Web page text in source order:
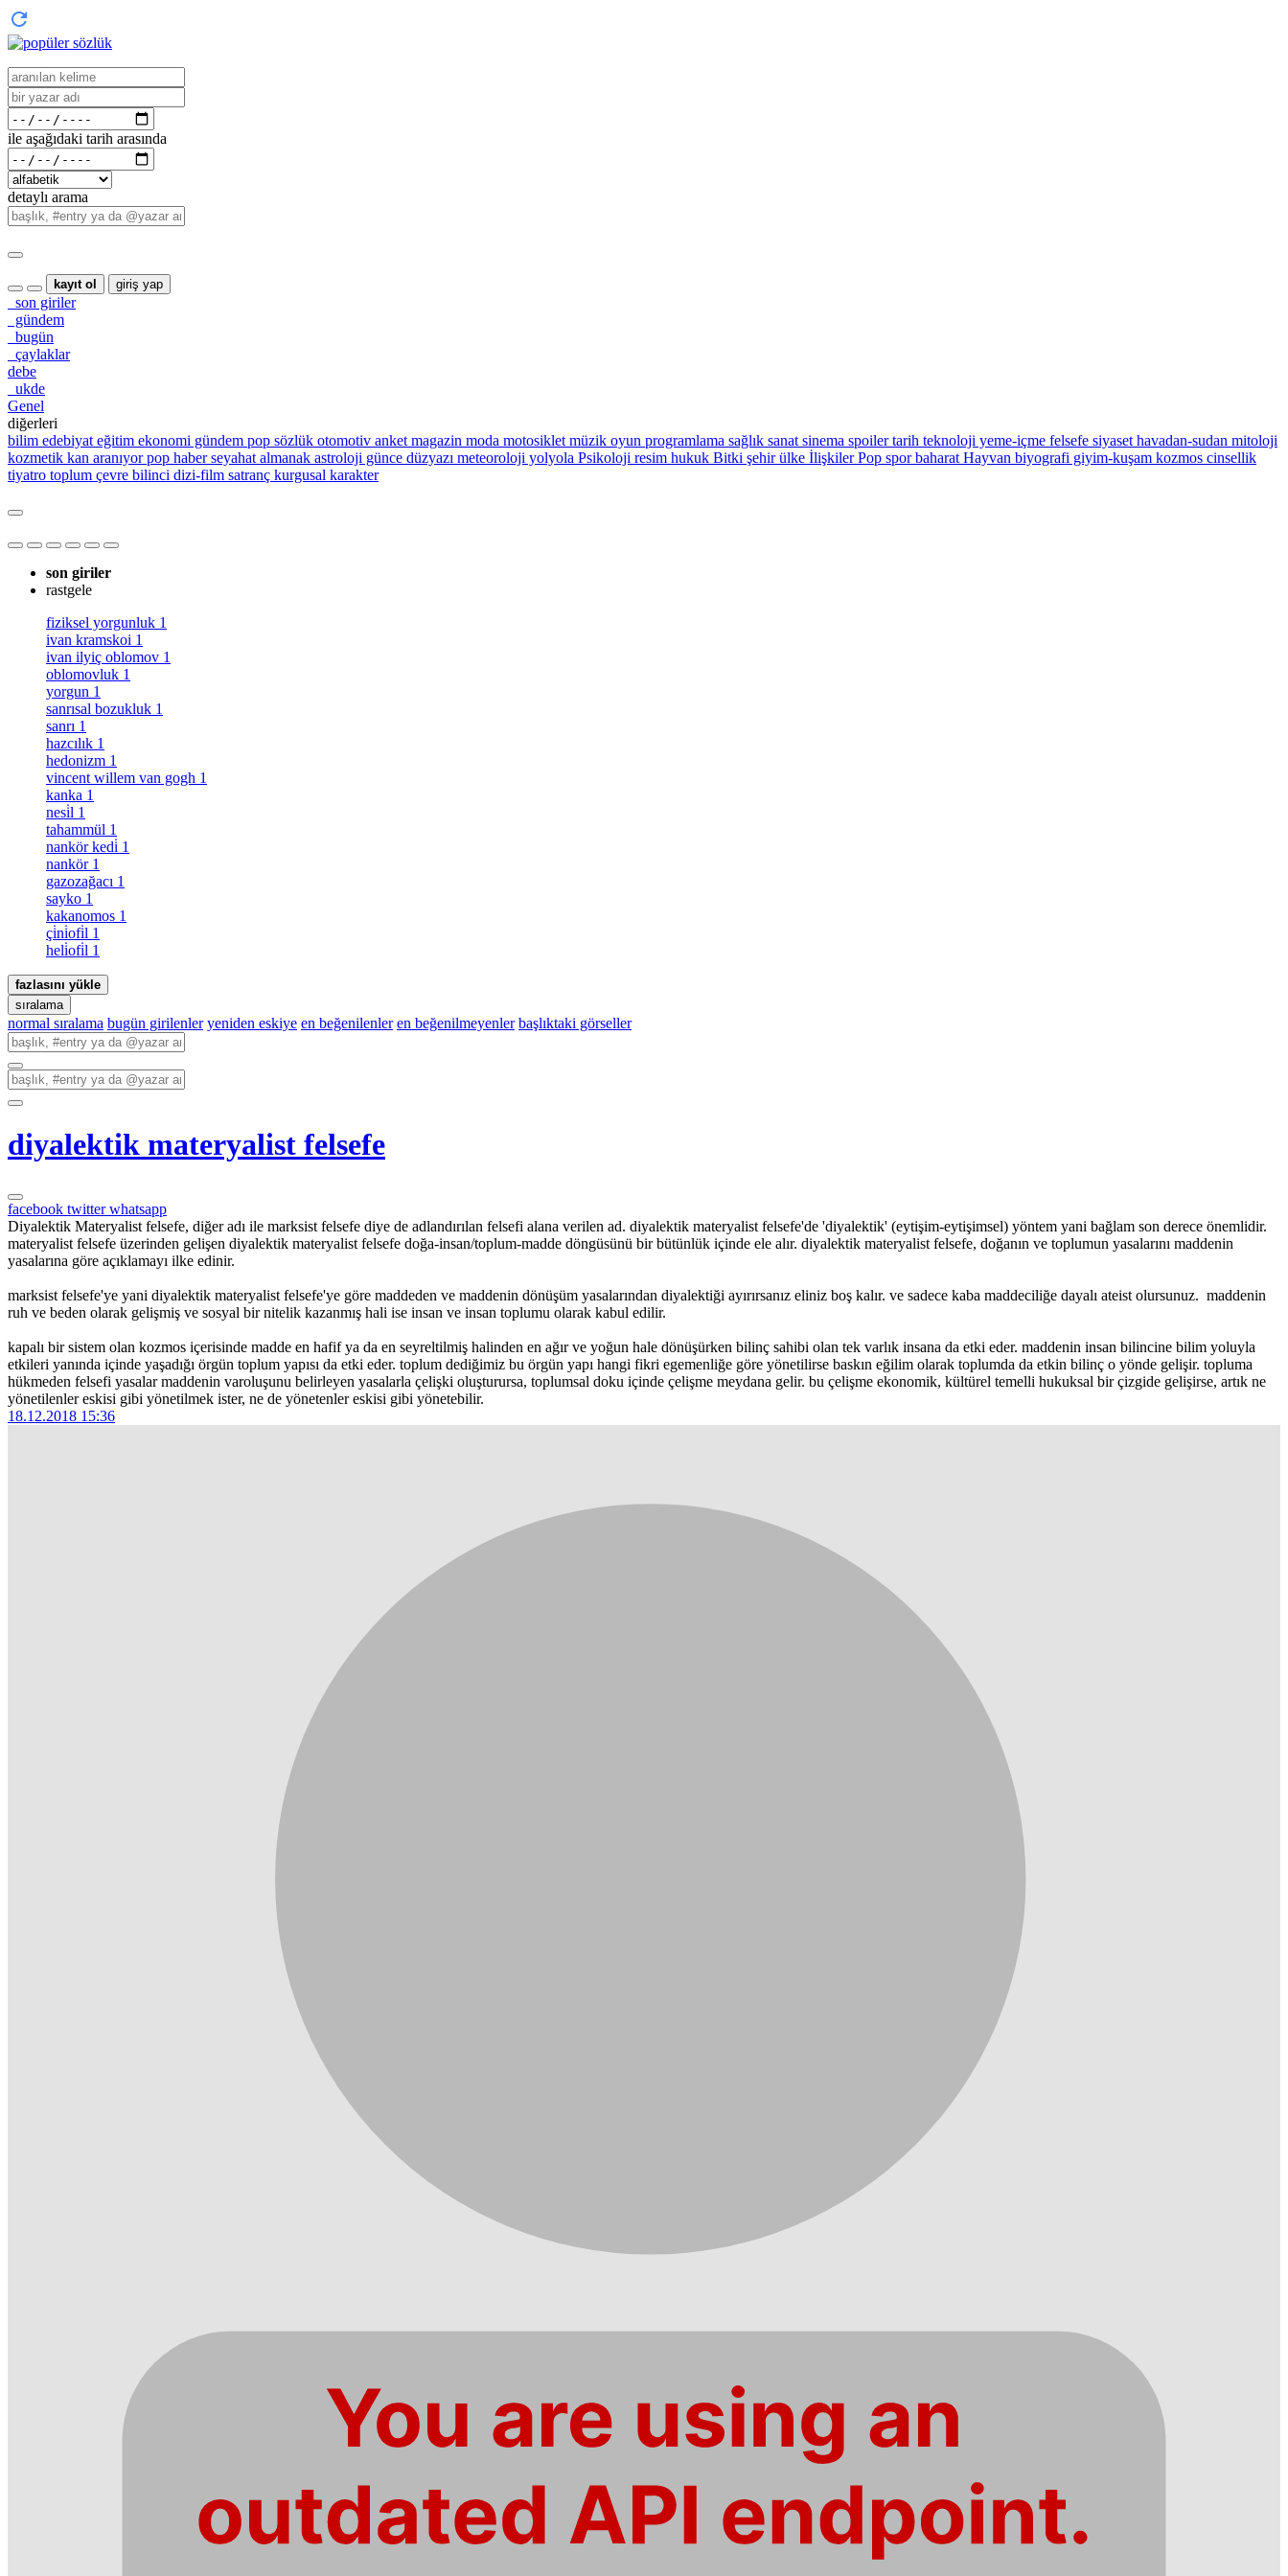
ile aşağıdaki tarih arasında
detaylı arama
kayıt ol giriş yap
son giriler
gündem
bugün
çaylaklar
debe
ukde
Genel
diğerleri
bilim edebiyat eğitim ekonomi gündem pop sözlük otomotiv anket magazin moda motosiklet müzik oyun programlama sağlık sanat sinema spoilertarih teknoloji yeme-içme felsefe siyaset havadan-sudan mitoloji
kozmetik kan aranıyorpop haberseyahat almanak astroloji günce düzyazı meteoroloji yolyola Psikoloji resim hukuk Bitki şehirülke İlişkilerPop sporbaharat Hayvan biyografi giyim-kuşam kozmos cinsellik
tiyatro toplum çevre bilinci dizi-film satranç kurgusal karakter
son giriler
rastgele
fiziksel yorgunluk 1
ivan kramskoi 1
ivan ilyiç oblomov 1
oblomovluk 1
yorgun 1
sanrısal bozukluk 1
sanrı 1
hazcılık 1
hedonizm 1
vincent willem van gogh 1
kanka 1
nesi̇l 1
tahammül 1
nankör kedi̇ 1
nankör 1
gazozağacı 1
sayko 1
kakanomos 1
çi̇ni̇ofi̇l 1
heli̇ofi̇l 1
fazlasını yükle
sıralama
normal sıralama bugün girilenler yeniden eskiye en beğenilenler en beğenilmeyenler başlıktaki görseller
diyalektik materyalist felsefe
facebook twitterwhatsapp
Diyalektik Materyalist felsefe, diğer adı ile marksist felsefe diye de adlandırılan felsefi alana verilen ad. diyalektik materyalist felsefe'de 'diyalektik' (eytişim-eytişimsel) yöntem yani bağlam son derece önemlidir.
materyalist felsefe üzerinden gelişen diyalektik materyalist felsefe doğa-insan/toplum-madde döngüsünü bir bütünlük içinde ele alır. diyalektik materyalist felsefe, doğanın ve toplumun yasalarını maddenin
yasalarına göre açıklamayı ilke edinir.
marksist felsefe'ye yani diyalektik materyalist felsefe'ye göre maddeden ve maddenin dönüşüm yasalarından diyalektiği ayırırsanız eliniz boş kalır. ve sadece kaba maddeciliğe dayalı ateist olursunuz. maddenin
ruh ve beden olarak gelişmiş ve sosyal bir nitelik kazanmış hali ise insan ve insan toplumu olarak kabul edilir.
kapalı bir sistem olan kozmos içerisinde madde en hafif ya da en seyreltilmiş halinden en ağır ve yoğun hale dönüşürken bilinç sahibi olan tek varlık insana da etki eder. maddenin insan bilincine bilim yoluyla
etkileri yanında içinde yaşadığı örgün toplum yapısı da etki eder. toplum dediğimiz bu örgün yapı hangi fikri egemenliğe göre yönetilirse baskın eğilim olarak toplumda da etkin bilinç o yönde gelişir. topluma
hükmeden felsefi yasalar maddenin varoluşunu belirleyen yasalarla çelişki oluşturursa, toplumsal doku içinde çelişme meydana gelir. bu çelişme ekonomik, kültürel temelli hukuksal bir çizgide gelişirse, artık ne
yönetilenler eskisi gibi yönetilmek ister, ne de yönetenler eskisi gibi yönetebilir.
18.12.2018 15:36